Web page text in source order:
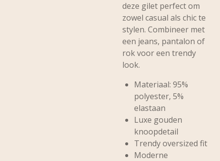
deze gilet perfect om
zowel casual als chic te
stylen. Combineer met
een jeans, pantalon of
rok voor een trendy
look.
Materiaal: 95%
polyester, 5%
elastaan
Luxe gouden
knoopdetail
Trendy oversized fit
Moderne